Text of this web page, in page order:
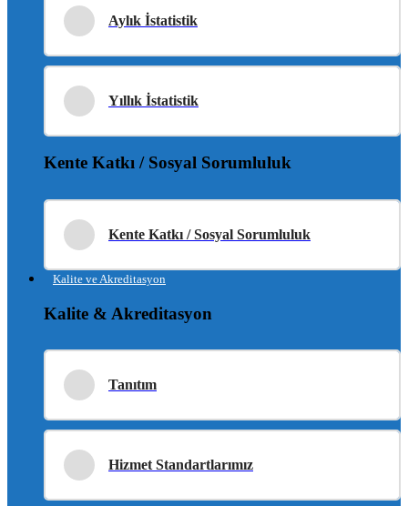
Aylık İstatistik
Yıllık İstatistik
Kente Katkı / Sosyal Sorumluluk
Kente Katkı / Sosyal Sorumluluk
Kalite ve Akreditasyon
Kalite & Akreditasyon
Tanıtım
Hizmet Standartlarımız